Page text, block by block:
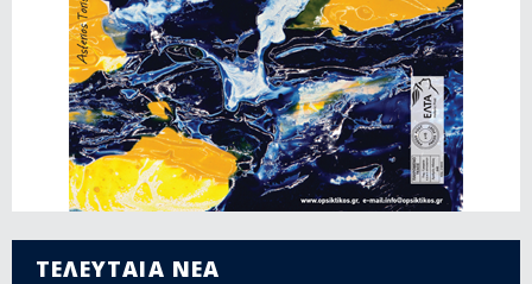
ΤΕΛΕΥΤΑΙΑ ΝΕΑ